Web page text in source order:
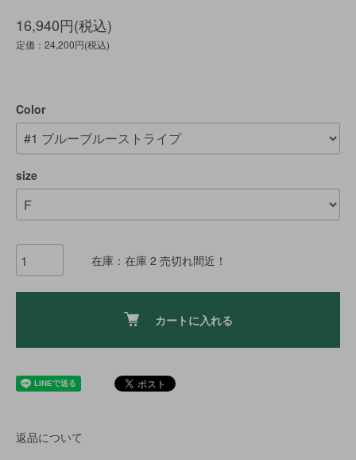
16,940円(税込)
定価：24,200円(税込)
Color
size
在庫：在庫 2 売切れ間近！
カートに入れる
返品について